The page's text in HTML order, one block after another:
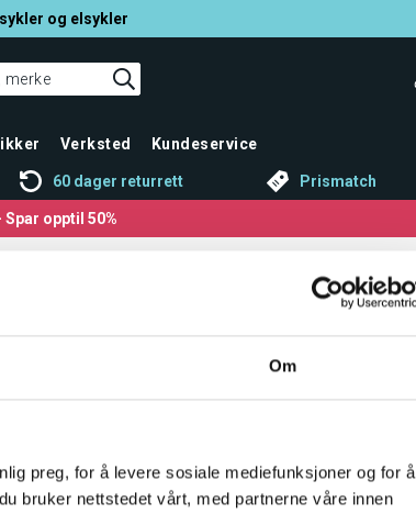
Om
preg, for å levere sosiale mediefunksjoner og for å
bruker nettstedet vårt, med partnerne våre innen
og elsykler
Verksted Kundeservice
60 dager returrett Prismatch
opptil 50%